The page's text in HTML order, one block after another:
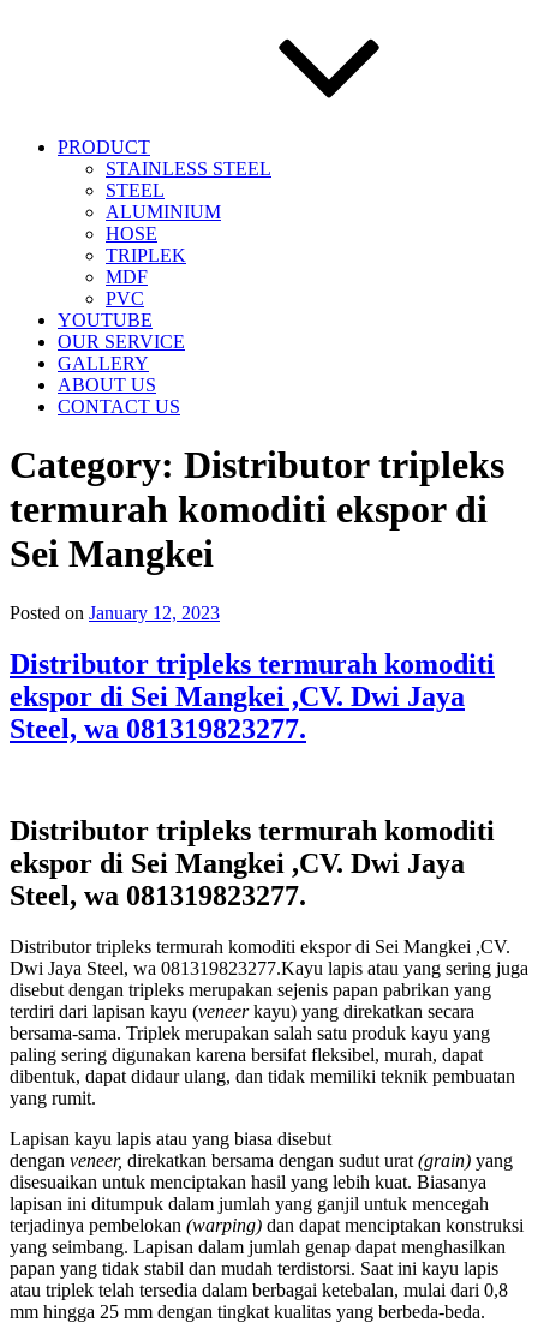
PRODUCT
STAINLESS STEEL
STEEL
ALUMINIUM
HOSE
TRIPLEK
MDF
PVC
YOUTUBE
OUR SERVICE
GALLERY
ABOUT US
CONTACT US
Category: Distributor tripleks
termurah komoditi ekspor di
Sei Mangkei
Posted on January 12, 2023
Distributor tripleks termurah komoditi
ekspor di Sei Mangkei ,CV. Dwi Jaya
Steel, wa 081319823277.
Distributor tripleks termurah komoditi
ekspor di Sei Mangkei ,CV. Dwi Jaya
Steel, wa 081319823277.
Distributor tripleks termurah komoditi ekspor di Sei Mangkei ,CV.
Dwi Jaya Steel, wa 081319823277.Kayu lapis atau yang sering juga
disebut dengan tripleks merupakan sejenis papan pabrikan yang
terdiri dari lapisan kayu (veneerkayu) yang direkatkan secara
bersama-sama. Triplek merupakan salah satu produk kayu yang
paling sering digunakan karena bersifat fleksibel, murah, dapat
dibentuk, dapat didaur ulang, dan tidak memiliki teknik pembuatan
yang rumit.
Lapisan kayu lapis atau yang biasa disebut
dengan veneer, direkatkan bersama dengan sudut urat (grain) yang
disesuaikan untuk menciptakan hasil yang lebih kuat. Biasanya
lapisan ini ditumpuk dalam jumlah yang ganjil untuk mencegah
terjadinya pembelokan (warping) dan dapat menciptakan konstruksi
yang seimbang. Lapisan dalam jumlah genap dapat menghasilkan
papan yang tidak stabil dan mudah terdistorsi. Saat ini kayu lapis
atau triplek telah tersedia dalam berbagai ketebalan, mulai dari 0,8
mm hingga 25 mm dengan tingkat kualitas yang berbeda-beda.